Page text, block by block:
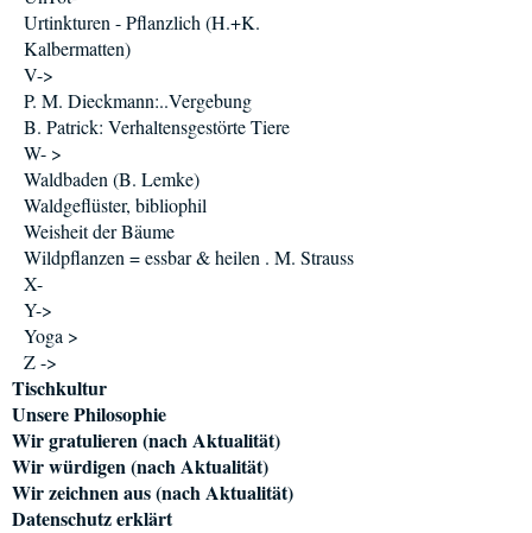
Urtinkturen - Pflanzlich (H.+K.
Kalbermatten)
V->
P. M. Dieckmann:..Vergebung
B. Patrick: Verhaltensgestörte Tiere
W- >
Waldbaden (B. Lemke)
Waldgeflüster, bibliophil
Weisheit der Bäume
Wildpflanzen = essbar & heilen . M. Strauss
X-
Y->
Yoga >
Z ->
Tischkultur
Unsere Philosophie
Wir gratulieren (nach Aktualität)
Wir würdigen (nach Aktualität)
Wir zeichnen aus (nach Aktualität)
Datenschutz erklärt